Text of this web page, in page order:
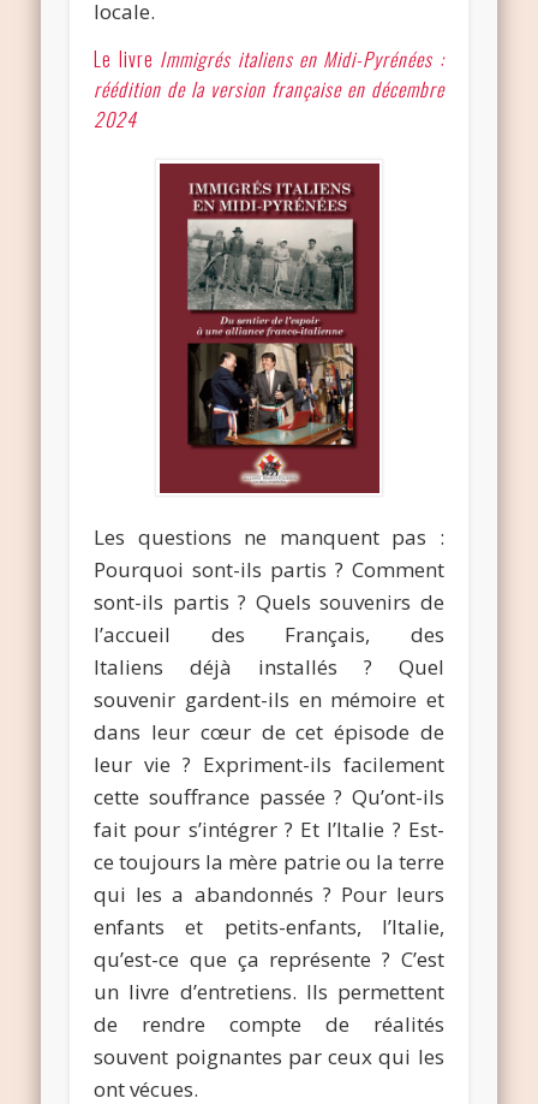
locale.
Le livre Immigrés italiens en Midi-Pyrénées :
réédition de la version française en décembre
2024
Les questions ne manquent pas :
Pourquoi sont-ils partis ? Comment
sont-ils partis ? Quels souvenirs de
l’accueil des Français, des
Italiens déjà installés ? Quel
souvenir gardent-ils en mémoire et
dans leur cœur de cet épisode de
leur vie ? Expriment-ils facilement
cette souffrance passée ? Qu’ont-ils
fait pour s’intégrer ? Et l’Italie ? Est-
ce toujours la mère patrie ou la terre
qui les a abandonnés ? Pour leurs
enfants et petits-enfants, l’Italie,
qu’est-ce que ça représente ? C’est
un livre d’entretiens. Ils permettent
de rendre compte de réalités
souvent poignantes par ceux qui les
ont vécues.